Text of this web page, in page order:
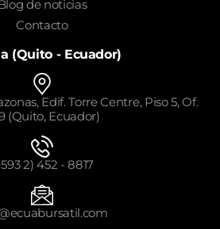
(Quito - Ecuador)
Edif. Torre Centre, Piso 5, Of.
(Quito, Ecuador)
2) 452 - 8817
de noticias
Contacto